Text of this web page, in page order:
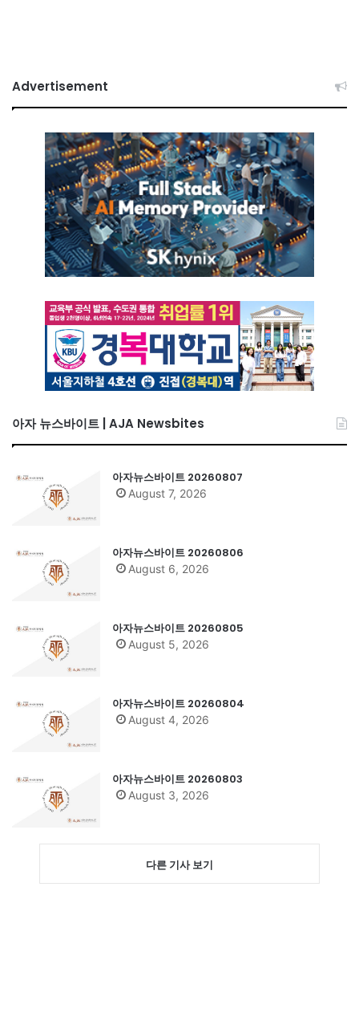
Advertisement
아자 뉴스바이트 | AJA Newsbites
아자뉴스바이트 20260807
August 7, 2026
아자뉴스바이트 20260806
August 6, 2026
아자뉴스바이트 20260805
August 5, 2026
아자뉴스바이트 20260804
August 4, 2026
아자뉴스바이트 20260803
August 3, 2026
다른 기사 보기